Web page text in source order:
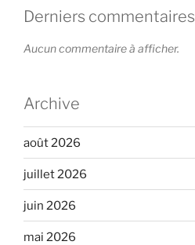
Derniers commentaires
Aucun commentaire à afficher.
Archive
août 2026
juillet 2026
juin 2026
mai 2026